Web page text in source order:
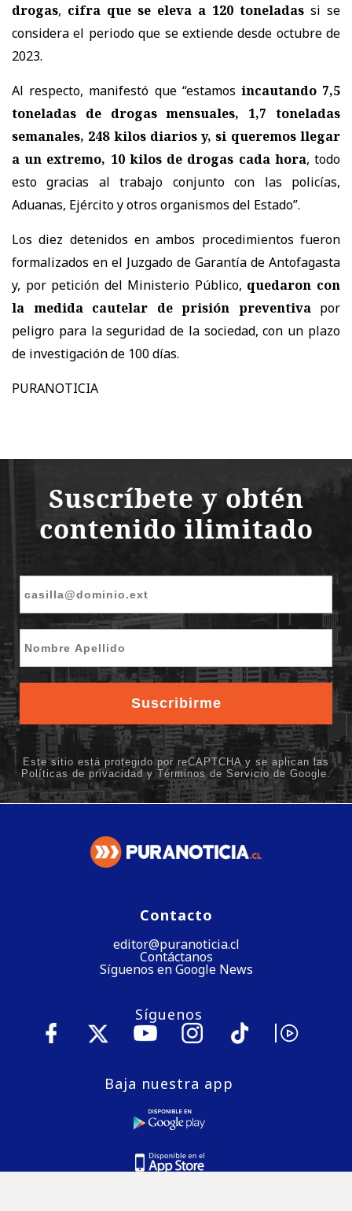
drogas, cifra que se eleva a 120 toneladas si se
considera el periodo que se extiende desde octubre de
2023.
Al respecto, manifestó que “estamos incautando 7,5
toneladas de drogas mensuales, 1,7 toneladas
semanales, 248 kilos diarios y, si queremos llegar
a un extremo, 10 kilos de drogas cada hora, todo
esto gracias al trabajo conjunto con las policías,
Aduanas, Ejército y otros organismos del Estado”.
Los diez detenidos en ambos procedimientos fueron
formalizados en el Juzgado de Garantía de Antofagasta
y, por petición del Ministerio Público, quedaron con
la medida cautelar de prisión preventivapor
peligro para la seguridad de la sociedad, con un plazo
de investigación de 100 días.
PURANOTICIA
Contacto
editor@puranoticia.cl
Contáctanos
Síguenos en Google News
Síguenos
Baja nuestra app